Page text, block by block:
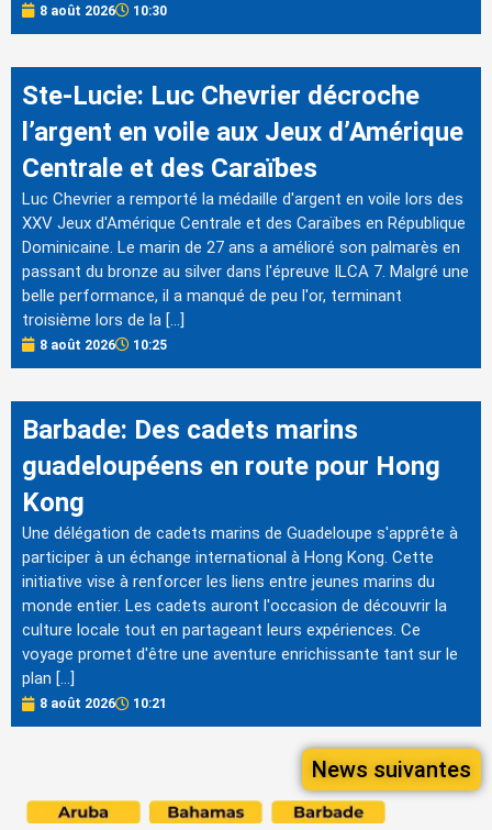
8 août 2026 10:30
Ste-Lucie: Luc Chevrier décroche
l’argent en voile aux Jeux d’Amérique
Centrale et des Caraïbes
Luc Chevrier a remporté la médaille d'argent en voile lors des
XXV Jeux d'Amérique Centrale et des Caraïbes en République
Dominicaine. Le marin de 27 ans a amélioré son palmarès en
passant du bronze au silver dans l'épreuve ILCA 7. Malgré une
belle performance, il a manqué de peu l'or, terminant
troisième lors de la […]
8 août 2026 10:25
Barbade: Des cadets marins
guadeloupéens en route pour Hong
Kong
Une délégation de cadets marins de Guadeloupe s'apprête à
participer à un échange international à Hong Kong. Cette
initiative vise à renforcer les liens entre jeunes marins du
monde entier. Les cadets auront l'occasion de découvrir la
culture locale tout en partageant leurs expériences. Ce
voyage promet d'être une aventure enrichissante tant sur le
plan […]
8 août 2026 10:21
News suivantes